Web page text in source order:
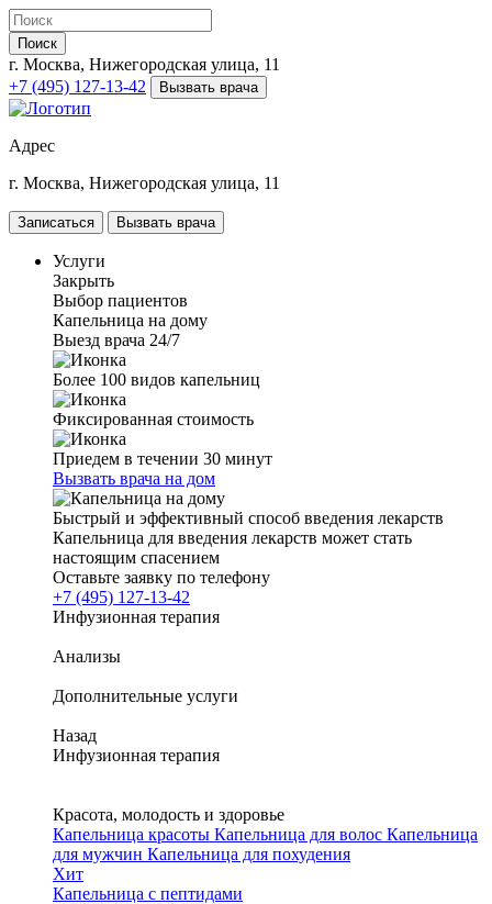
Поиск
г. Москва, Нижегородская улица, 11
+7 (495) 127-13-42
Вызвать врача
Адрес
г. Москва, Нижегородская улица, 11
Записаться Вызвать врача
Услуги
Закрыть
Выбор пациентов
Капельница на дому
Выезд врача 24/7
Более 100 видов капельниц
Фиксированная стоимость
Приедем в течении 30 минут
Вызвать врача на дом
Быстрый и эффективный способ введения лекарств
Капельница для введения лекарств может стать
настоящим спасением
Оставьте заявку по телефону
+7 (495) 127-13-42
Инфузионная терапия
Анализы
Дополнительные услуги
Назад
Инфузионная терапия
Красота, молодость и здоровье
Капельница красоты Капельница для волос Капельница
для мужчин Капельница для похудения
Хит
Капельница с пептидами